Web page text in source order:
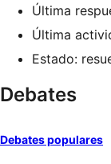
Última
Última
Estado:
Debates
Debates populares